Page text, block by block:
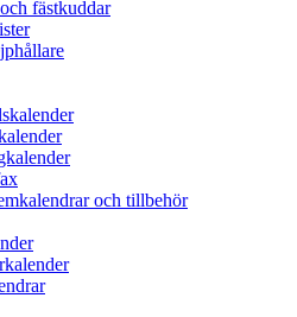
fästkuddar
och tillbehör